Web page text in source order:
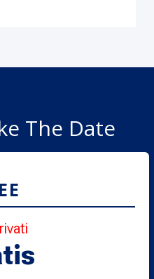
The Date